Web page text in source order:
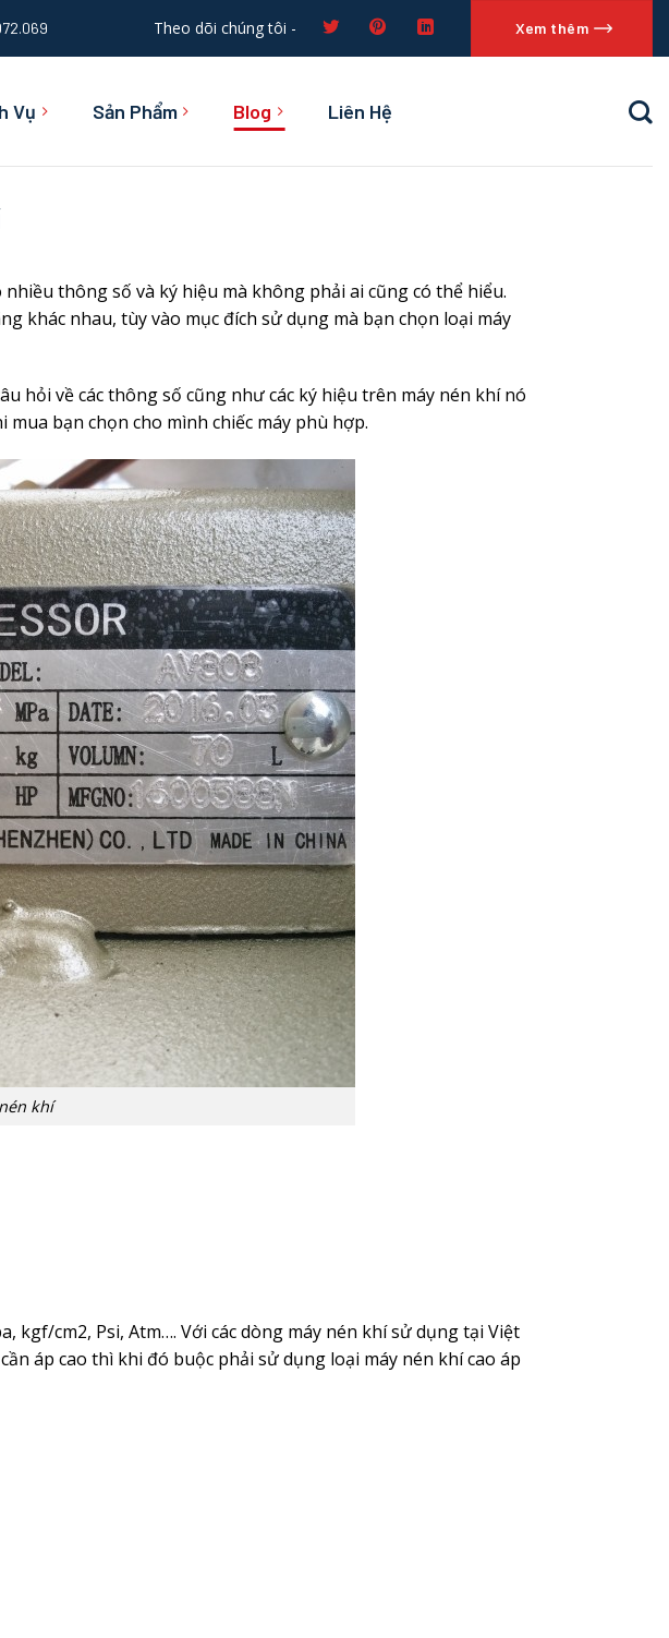
Theo dõi chúng tôi - Xem thêm
Vụ Sản Phẩm Blog Liên Hệ
thông số và ký hiệu mà không phải ai cũng có thể hiểu.
khác nhau, tùy vào mục đích sử dụng mà bạn chọn loại máy
hỏi về các thông số cũng như các ký hiệu trên máy nén khí nó
mua bạn chọn cho mình chiếc máy phù hợp.
khí
cm2, Psi, Atm…. Với các dòng máy nén khí sử dụng tại Việt
áp cao thì khi đó buộc phải sử dụng loại máy nén khí cao áp